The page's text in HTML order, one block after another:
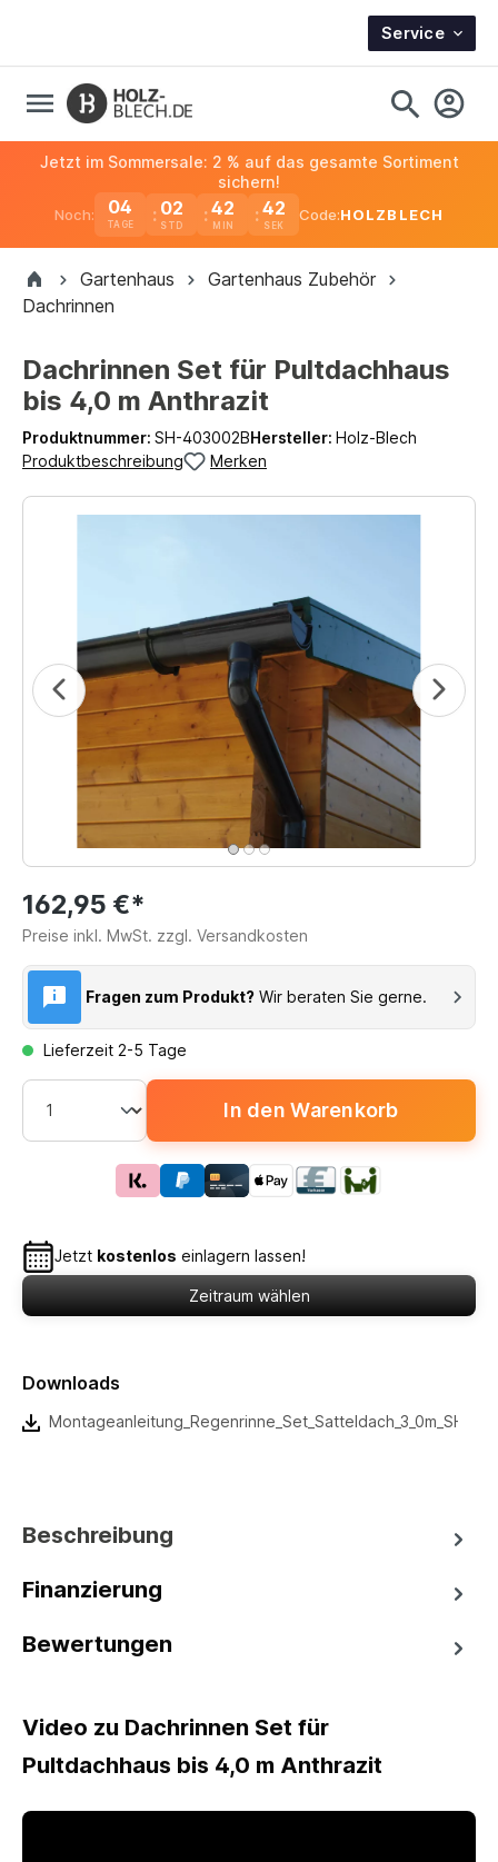
Service
Noch: 04
TAGE
02 42 42
Jetzt im Sommersale: 2 % auf das gesamte Sortiment
sichern!
Code:HOLZBLECH
Gartenhaus
Gartenhaus Zubehör
Dachrinnen
Dachrinnen Set für Pultdachhaus
bis 4,0 m Anthrazit
Produktnummer: SH-403002BHersteller: Holz-Blech
Produktbeschreibung
Merken
162,95 €*
Preise inkl. MwSt. zzgl. Versandkosten
Fragen zum Produkt? Wir beraten Sie gerne.
Lieferzeit 2-5 Tage
In den Warenkorb
Jetzt kostenlos einlagern lassen!
Zeitraum wählen
Downloads
Beschreibung
Finanzierung
Bewertungen
Video zu Dachrinnen Set für
Pultdachhaus bis 4,0 m Anthrazit